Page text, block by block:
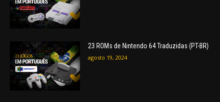
23 ROMs de Nintendo 64 Traduzidas (PT-BR)
agosto 19, 2024